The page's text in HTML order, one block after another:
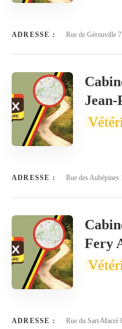
ADRESSE : Rue de Gérouville
ADRESSE : Rue des
Fery
ADRESSE : Rue du Sart-Macré